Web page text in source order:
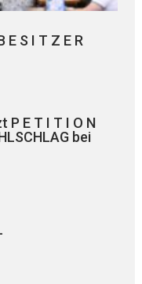
E S I T Z E R
P E T I T I O N
bei